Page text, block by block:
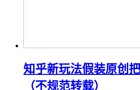
知乎新玩法假装原创
（不规范转载）